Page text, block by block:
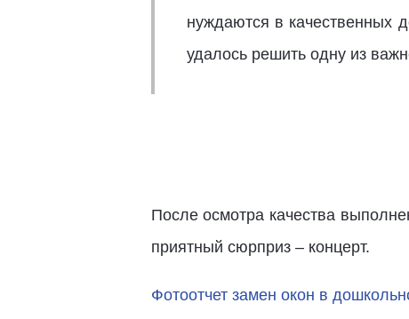
нуждаются в качественных
удалось решить одну из
После осмотра качества
приятный сюрприз – концерт.
Фотоотчет замен окон в